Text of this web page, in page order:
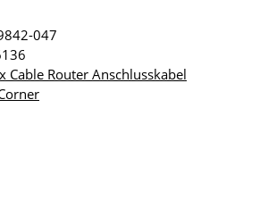
047
Cable Router Anschlusskabel